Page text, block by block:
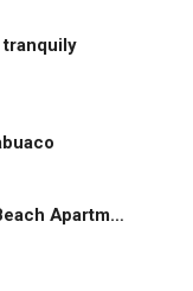
tranquily
São Martinho do Porto Beach Apartment